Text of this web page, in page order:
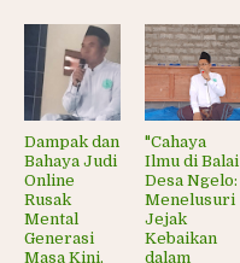
Dampak dan
Bahaya Judi
Online
Rusak
Mental
Generasi
Masa Kini,
"Cahaya
Ilmu di Balai
Desa Ngelo:
Menelusuri
Jejak
Kebaikan
dalam